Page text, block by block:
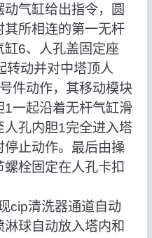
气缸给出指令，圆
所相连的第一无杆
6、人孔盖固定座
转动并对中塔顶人
件动作，其移动模块
1一起沿着无杆气缸滑
孔内胆1完全进入塔
停止动作。最后由操
栓固定在人孔卡扣
cip清洗器通道自动
球自动放入塔内和